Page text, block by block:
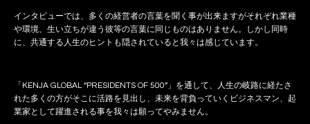
インタビューでは、多くの経営者の言葉を聞く事が出来ますがそれぞれ業種
や環境、生い立ちが違う彼等の言葉に同じものはありません。しかし同時
に、共通する人生のヒントも隠されていると我々は感じています。
「KENJA GLOBAL “PRESIDENTS OF 500”」を通して、人生の岐路に経たさ
れた多くの方がそこに活路を見出し、未来を背負っていくビジネスマン、起
業家として躍進される事を我々は願ってやみません。